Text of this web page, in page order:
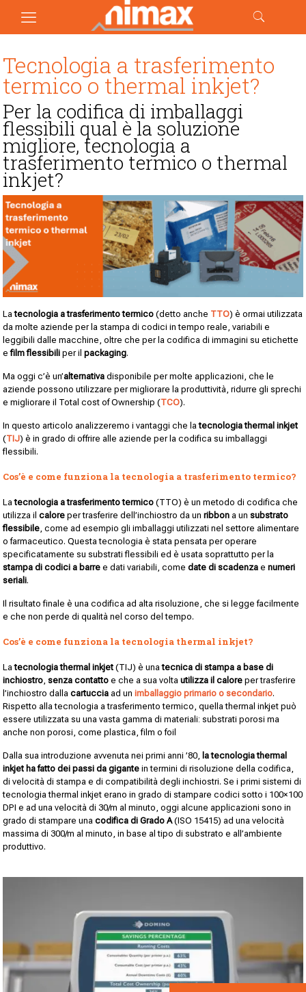
Tecnologia a trasferimento
termico o thermal inkjet?
Per la codifica di imballaggi
flessibili qual è la soluzione
migliore, tecnologia a
trasferimento termico o thermal
inkjet?
Latecnologia a trasferimento termico (detto anche TTO) è ormai utilizzata
da molte aziende per la stampa di codici in tempo reale, variabili e
leggibili dalle macchine, oltre che per la codifica di immagini su etichette
efilm flessibili per ilpackaging.
Ma oggi c’è un’alternativa disponibile per molte applicazioni, che le
aziende possono utilizzare per migliorare la produttività, ridurre gli sprechi
e migliorare il Total cost of Ownership (TCO).
In questo articolo analizzeremo i vantaggi che latecnologia thermal inkjet
(TIJ) è in grado di offrire alle aziende per la codifica su imballaggi
flessibili.
Cos’è e come funziona la tecnologia a trasferimento termico?
Latecnologia a trasferimento termico (TTO) è un metodo di codifica che
utilizza ilcalore per trasferire dell’inchiostro da unribbon a unsubstrato
flessibile, come ad esempio gli imballaggi utilizzati nel settore alimentare
o farmaceutico. Questa tecnologia è stata pensata per operare
specificatamente su substrati flessibili ed è usata soprattutto per la
stampa di codici a barre e dati variabili, comedate di scadenza enumeri
seriali.
Il risultato finale è una codifica ad alta risoluzione, che si legge facilmente
e che non perde di qualità nel corso del tempo.
Cos’è e come funziona la tecnologia thermal inkjet?
Latecnologia thermal inkjet (TIJ) è unatecnica di stampa a base di
inchiostro,senza contatto e che a sua voltautilizza il calore per trasferire
l’inchiostro dallacartuccia ad unimballaggio primario o secondario.
Rispetto alla tecnologia a trasferimento termico, quella thermal inkjet può
essere utilizzata su una vasta gamma di materiali: substrati porosi ma
anche non porosi, come plastica, film o foil
Dalla sua introduzione avvenuta nei primi anni ’80, la tecnologia thermal
inkjet ha fatto dei passi da gigante in termini di risoluzione della codifica,
di velocità di stampa e di compatibilità degli inchiostri. Se i primi sistemi di
tecnologia thermal inkjet erano in grado di stampare codici sotto i 100×100
DPI e ad una velocità di 30/m al minuto, oggi alcune applicazioni sono in
grado di stampare unacodifica di Grado A(ISO 15415) ad una velocità
massima di 300/m al minuto, in base al tipo di substrato e all’ambiente
produttivo.